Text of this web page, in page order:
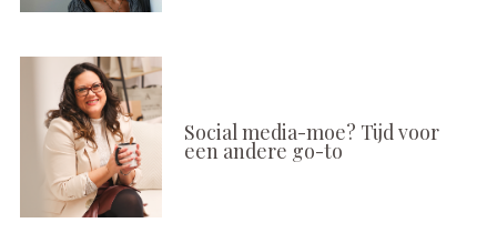
Social media-moe? Tijd voor
een andere go-to